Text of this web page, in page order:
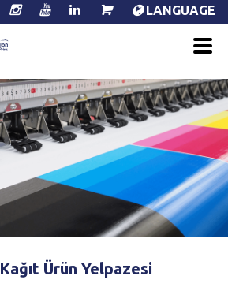
LANGUAGE
Kağıt Ürün Yelpazesi